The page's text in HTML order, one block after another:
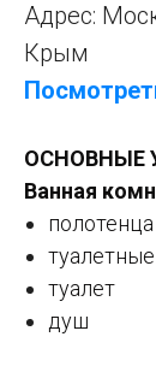
Адрес:
Крым
ОСНОВНЫЕ
Ванная
полотенца
туалет
душ